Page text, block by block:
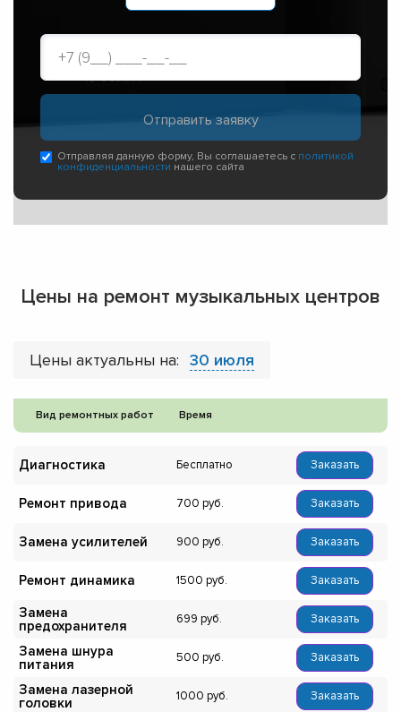
Отправляя данную форму, Вы соглашаетесь с политикой
конфиденциальности нашего сайта
Цены на ремонт музыкальных центров
Цены актуальны на: 30 июля
Вид ремонтных работ Время
Диагностика Бесплатно Заказать
Ремонт привода 700 Заказать
Замена усилителей 900 Заказать
Ремонт динамика 1500 Заказать
Замена
предохранителя
699 Заказать
Замена шнура
питания
500 Заказать
Замена лазерной
головки
1000 Заказать